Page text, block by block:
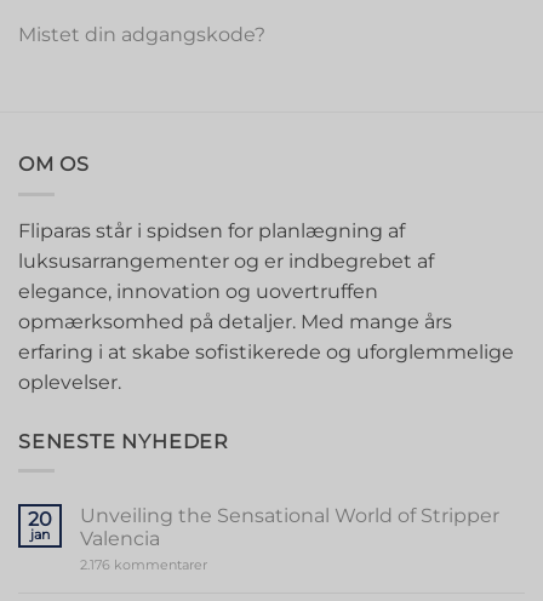
Mistet din adgangskode?
OM OS
Fliparas står i spidsen for planlægning af
luksusarrangementer og er indbegrebet af
elegance, innovation og uovertruffen
opmærksomhed på detaljer. Med mange års
erfaring i at skabe sofistikerede og uforglemmelige
oplevelser.
SENESTE NYHEDER
20
jan
Unveiling the Sensational World of Stripper
Valencia
2.176 kommentarertil